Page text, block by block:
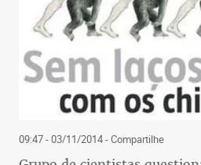
09:47 - 03/11/2014- Compartilhe